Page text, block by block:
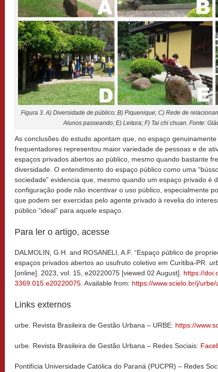
Figura 3. A) Diversidade de público; B) Piquenique; C) Rede de
Alunos passeando; E) Leitura; F) Tai chi chuan. Fonte:
As conclusões do estudo apontam que, no espaço
frequentadores representou maior variedade de pessoas e de
espaços privados abertos ao público, mesmo quando bastante
diversidade. O entendimento do espaço público como uma
sociedade” evidencia que, mesmo quando um espaço privado é
configuração pode não incentivar o uso público, especialmente
que podem ser exercidas pelo agente privado à revelia do
público “ideal” para aquele espaço.
Para ler o artigo, acesse
DALMOLIN, G.H. and ROSANELI, A.F. “Espaço público de
espaços privados abertos ao usufruto coletivo em Curitiba-PR.
[online]. 2023, vol. 15, e20220075 [viewed 02 August]. https://
3369.015.e20220075 . Available from: https://www.scielo.br/j/
Links externos
urbe. Revista Brasileira de Gestão Urbana – URBE: https://
urbe. Revista Brasileira de Gestão Urbana – Redes Sociais:
Pontifícia Universidade Católica do Paraná (PUCPR) – Redes